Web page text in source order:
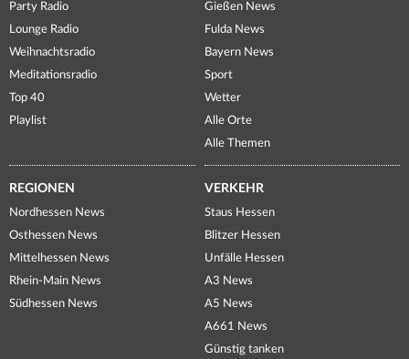
Party Radio
Lounge Radio
Weihnachtsradio
Meditationsradio
Top 40
Playlist
Gießen News
Fulda News
Bayern News
Sport
Wetter
Alle Orte
Alle Themen
REGIONEN
Nordhessen News
Osthessen News
Mittelhessen News
Rhein-Main News
Südhessen News
VERKEHR
Staus Hessen
Blitzer Hessen
Unfälle Hessen
A3 News
A5 News
A661 News
Günstig tanken